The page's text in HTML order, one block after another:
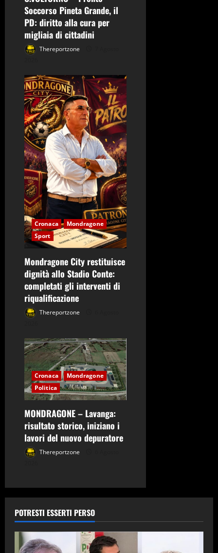
l
o
Soccorso Pineta Grande, il
PD: diritto alla cura per
migliaia di cittadini
Thereportzone
Cronaca
Mondragone
Sport
Mondragone City restituisce
dignità allo Stadio Conte:
completati gli interventi di
riqualificazione
Thereportzone
Cronaca
Mondragone
Politica
MONDRAGONE – Lavanga:
risultato storico, iniziano i
lavori del nuovo depuratore
Thereportzone
POTRESTI ESSERTI PERSO